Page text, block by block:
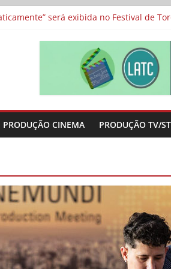
“Os Feiticeiros Inocentes” e filme-
será exibida no Festival de
protagonizam adaptação brasileira de
e divide prêmio principal entre
metragens sobre envelhecimento
PRODUÇÃO CINEMA PRODUÇÃO TV/